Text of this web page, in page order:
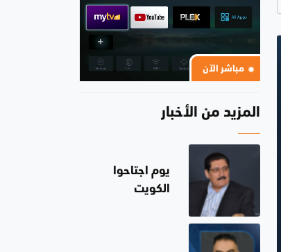
مباشر الآن
المزيد من الأخبار
يوم اجتاحوا
الكويت